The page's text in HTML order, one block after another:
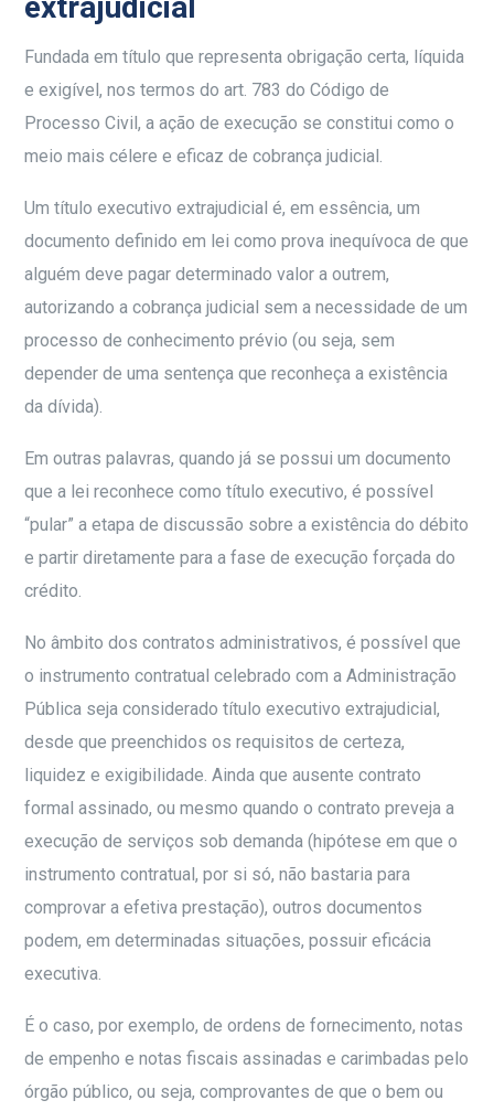
Fundada em título que representa obrigação certa, líquida
e exigível, nos termos do art. 783 do Código de
Processo Civil, a ação de execução se constitui como o
meio mais célere e eficaz de cobrança judicial.
Um título executivo extrajudicial é, em essência, um
documento definido em lei como prova inequívoca de que
alguém deve pagar determinado valor a outrem,
autorizando a cobrança judicial sem a necessidade de um
processo de conhecimento prévio (ou seja, sem
depender de uma sentença que reconheça a existência
da dívida).
Em outras palavras, quando já se possui um documento
que a lei reconhece como título executivo, é possível
“pular” a etapa de discussão sobre a existência do débito
e partir diretamente para a fase de execução forçada do
crédito.
No âmbito dos contratos administrativos, é possível que
o instrumento contratual celebrado com a Administração
Pública seja considerado título executivo extrajudicial,
desde que preenchidos os requisitos de certeza,
liquidez e exigibilidade. Ainda que ausente contrato
formal assinado, ou mesmo quando o contrato preveja a
execução de serviços sob demanda (hipótese em que o
instrumento contratual, por si só, não bastaria para
comprovar a efetiva prestação), outros documentos
podem, em determinadas situações, possuir eficácia
executiva.
É o caso, por exemplo, de ordens de fornecimento, notas
de empenho e notas fiscais assinadas e carimbadas pelo
órgão público, ou seja, comprovantes de que o bem ou